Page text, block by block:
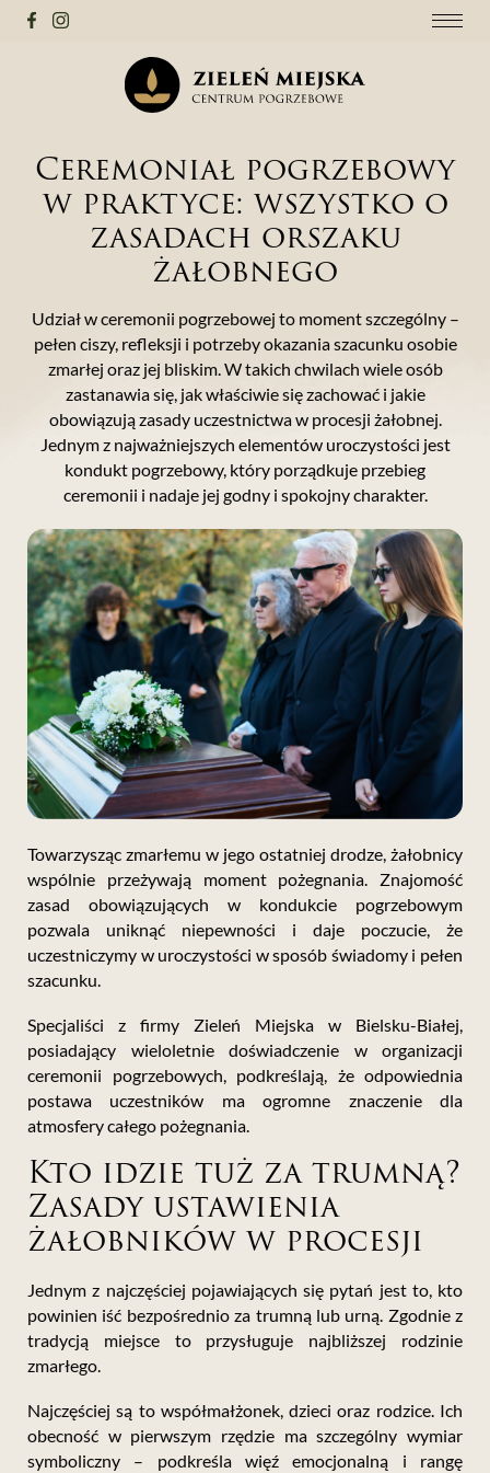
Ceremoniał pogrzebowy
w praktyce: wszystko o
zasadach orszaku
żałobnego
Udział w ceremonii pogrzebowej to moment szczególny –
pełen ciszy, refleksji i potrzeby okazania szacunku osobie
zmarłej oraz jej bliskim. W takich chwilach wiele osób
zastanawia się, jak właściwie się zachować i jakie
obowiązują zasady uczestnictwa w procesji żałobnej.
Jednym z najważniejszych elementów uroczystości jest
kondukt pogrzebowy, który porządkuje przebieg
ceremonii i nadaje jej godny i spokojny charakter.
Towarzysząc zmarłemu w jego ostatniej drodze, żałobnicy
wspólnie przeżywają moment pożegnania. Znajomość
zasad obowiązujących w kondukcie pogrzebowym
pozwala uniknąć niepewności i daje poczucie, że
uczestniczymy w uroczystości w sposób świadomy i pełen
szacunku.
Specjaliści z firmy Zieleń Miejska w Bielsku-Białej,
posiadający wieloletnie doświadczenie w organizacji
ceremonii pogrzebowych, podkreślają, że odpowiednia
postawa uczestników ma ogromne znaczenie dla
atmosfery całego pożegnania.
Kto idzie tuż za trumną?
Zasady ustawienia
żałobników w procesji
Jednym z najczęściej pojawiających się pytań jest to, kto
powinien iść bezpośrednio za trumną lub urną. Zgodnie z
tradycją miejsce to przysługuje najbliższej rodzinie
zmarłego.
Najczęściej są to współmałżonek, dzieci oraz rodzice. Ich
obecność w pierwszym rzędzie ma szczególny wymiar
symboliczny – podkreśla więź emocjonalną i rangę